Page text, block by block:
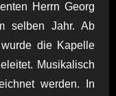
Herrn Georg
selben Jahr. Ab
die Kapelle
Musikalisch
werden. In